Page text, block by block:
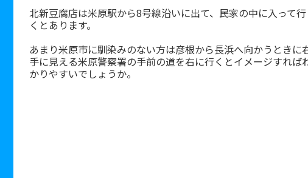
北新豆腐店は米原駅から8号線沿いに出て、民家の中に入って行
くとあります。
あまり米原市に馴染みのない方は彦根から長浜へ向かうときに
手に見える米原警察署の手前の道を右に行くとイメージすれば
かりやすいでしょうか。